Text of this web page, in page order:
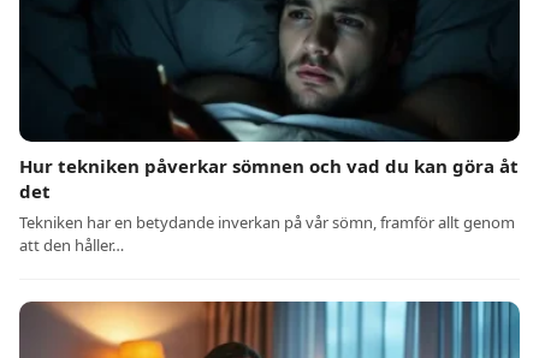
Hur tekniken påverkar sömnen och vad du kan göra åt
det
Tekniken har en betydande inverkan på vår sömn, framför allt genom
att den håller…